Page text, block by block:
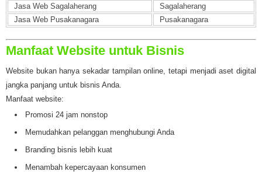
Jasa Web Sagalaherang
Sagalaherang
Jasa Web Pusakanagara
Pusakanagara
Manfaat Website untuk Bisnis
Website bukan hanya sekadar tampilan online, tetapi menjadi aset digital
jangka panjang untuk bisnis Anda.
Manfaat website:
Promosi 24 jam nonstop
Memudahkan pelanggan menghubungi Anda
Branding bisnis lebih kuat
Menambah kepercayaan konsumen